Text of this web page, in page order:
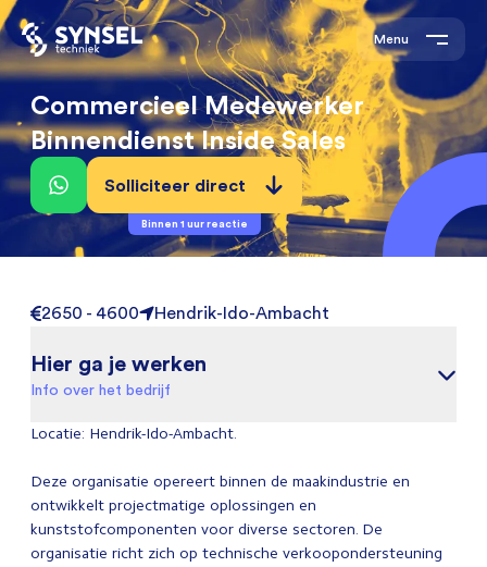
Menu
Commercieel Medewerker
Binnendienst Inside Sales
Solliciteer direct
Binnen 1 uur reactie
2650 - 4600 Hendrik-Ido-Ambacht
Hier ga je werken
Info over het bedrijf
Locatie: Hendrik-Ido-Ambacht.
Deze organisatie opereert binnen de maakindustrie en
ontwikkelt projectmatige oplossingen en
kunststofcomponenten voor diverse sectoren. De
organisatie richt zich op technische verkoopondersteuning